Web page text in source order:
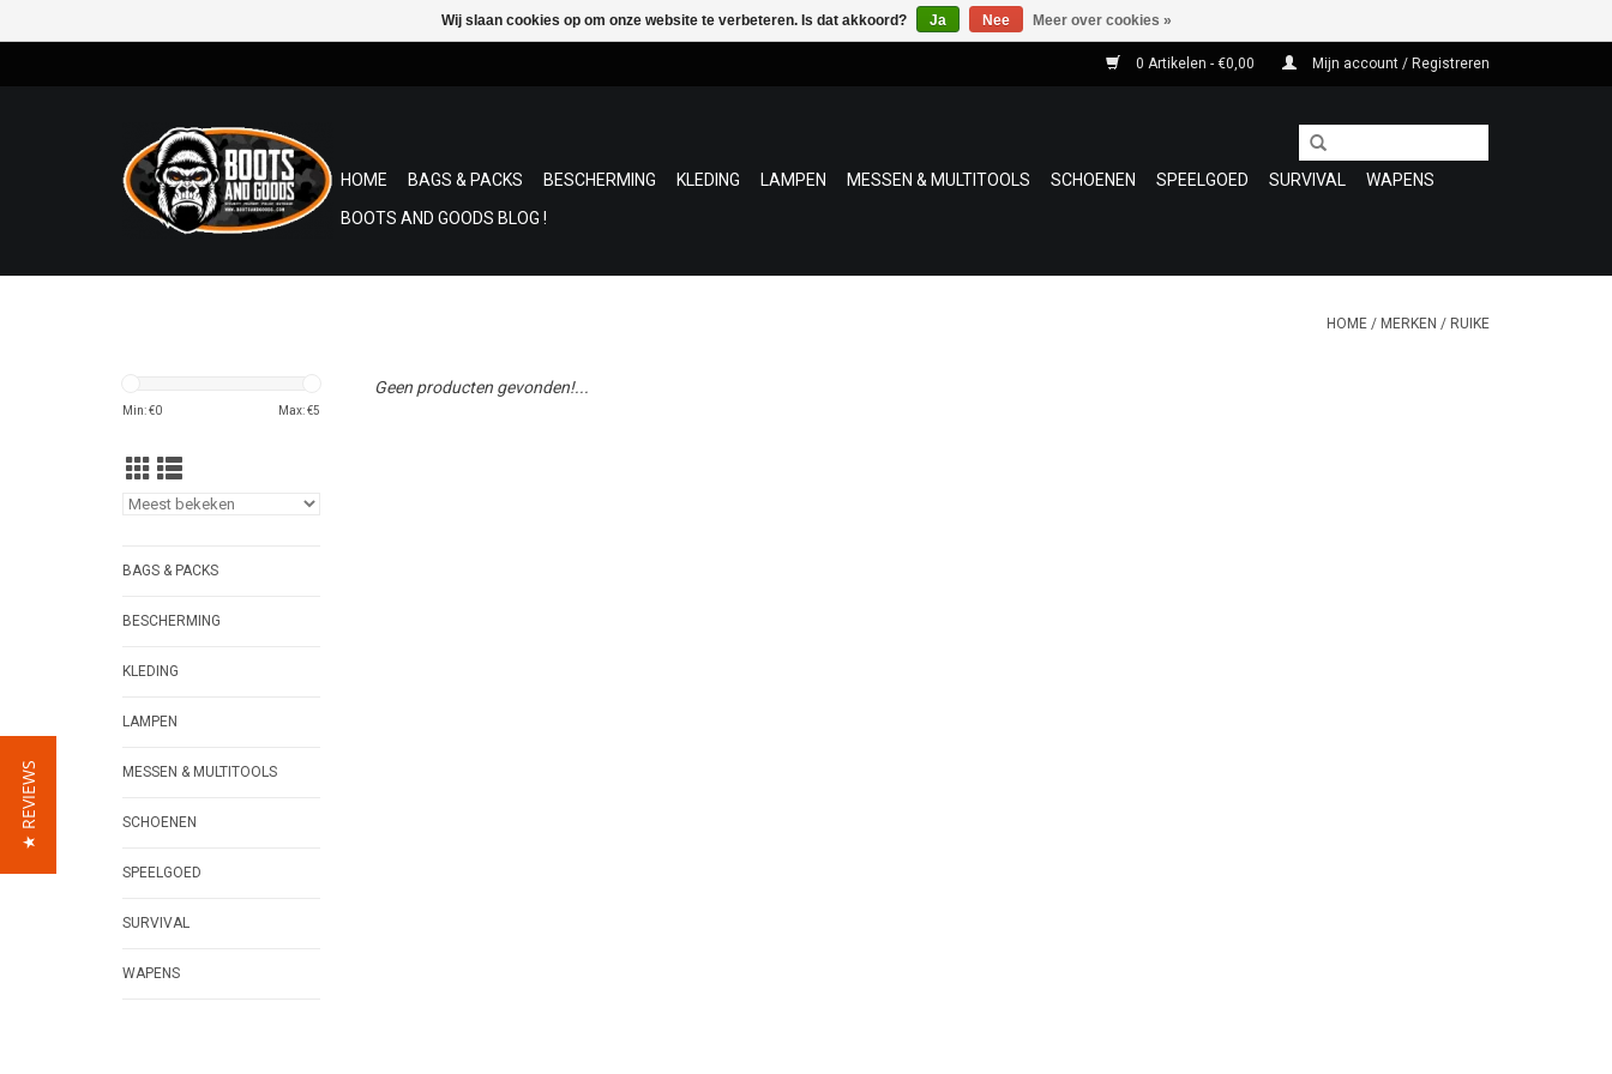
0 Artikelen - €0,00 Mijn account / Registreren
HOME BAGS & PACKS BESCHERMING KLEDING LAMPEN MESSEN & MULTITOOLS SCHOENEN SPEELGOED SURVIVAL
WAPENS
BOOTS AND GOODS BLOG !
HOME / MERKEN / RUIKE
Min: €0 Max: €5
BAGS & PACKS
BESCHERMING
KLEDING
LAMPEN
MESSEN & MULTITOOLS
SCHOENEN
SPEELGOED
SURVIVAL
WAPENS
Geen producten gevonden!...
Wij slaan cookies op om onze website te verbeteren. Is dat akkoord? Ja Nee Meer over cookies »
★ REVIEWS